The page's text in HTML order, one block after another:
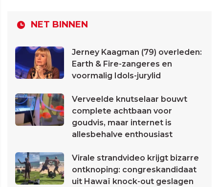
NET BINNEN
Jerney Kaagman (79) overleden:
Earth & Fire-zangeres en
voormalig Idols-jurylid
Verveelde knutselaar bouwt
complete achtbaan voor
goudvis, maar internet is
allesbehalve enthousiast
Virale strandvideo krijgt bizarre
ontknoping: congreskandidaat
uit Hawaï knock-out geslagen